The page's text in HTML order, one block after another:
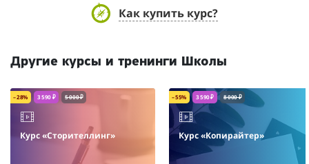
Как купить курс?
Другие курсы и тренинги Школы
– 28% 3 590 ₽ 5 000 ₽
Курс «Сторителлинг»
– 55% 3 590 ₽ 8 000 ₽
Курс «Копирайтер»